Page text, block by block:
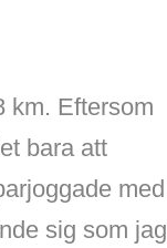
km. Eftersom
bara att
med
sig som jag